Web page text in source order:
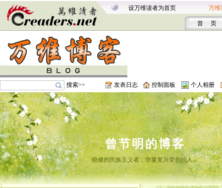
设万维读者为首页 万维
首 页
搜索>> 发表日志 控制面板 个人相册
曾节明的博客
稳健的民族主义者，华夏复兴党创始人。